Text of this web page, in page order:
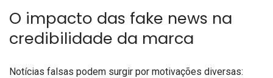
O impacto das fake news na
credibilidade da marca
Notícias falsas podem surgir por motivações diversas: